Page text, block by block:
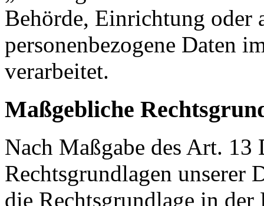
Behörde, Einrichtung oder
personenbezogene Daten
verarbeitet.
Maßgebliche
Nach Maßgabe des Art.
Rechtsgrundlagen unserer
die Rechtsgrundlage in